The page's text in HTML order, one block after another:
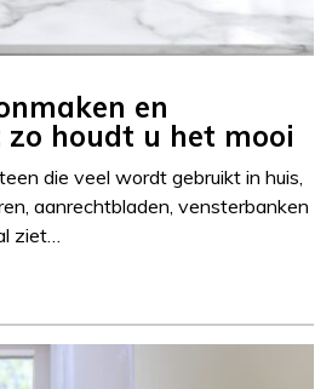
en
zo houdt u het mooi
die veel wordt gebruikt in huis,
aanrechtbladen, vensterbanken
ziet…